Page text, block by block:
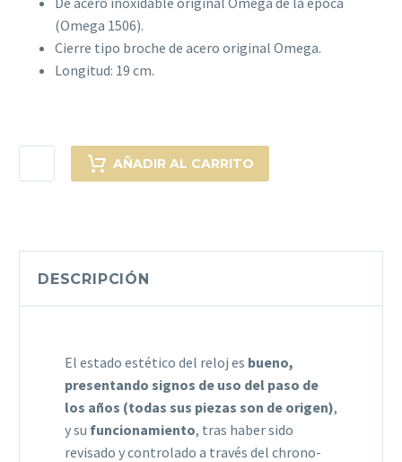
(Omega 1506).
Cierre tipo broche de acero original Omega.
Longitud: 19 cm.
SPEEDMASTER
AÑADIR AL CARRITO
DESCRIPCIÓN
El estado estético del reloj es bueno,
presentando signos de uso del paso de
los años (todas sus piezas son de origen),
y su funcionamiento, tras haber sido
revisado y controlado a través del chrono-